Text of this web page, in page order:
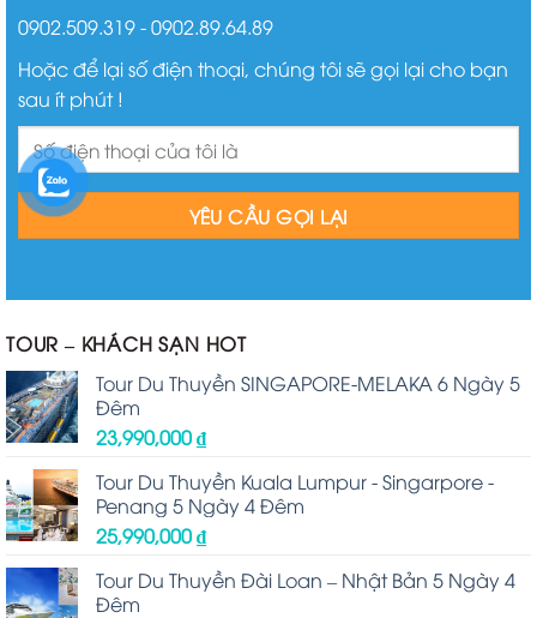
0902.509.319 - 0902.89.64.89
Hoặc để lại số điện thoại, chúng tôi sẽ gọi lại cho bạn
sau ít phút !
TOUR – KHÁCH SẠN HOT
Tour Du Thuyền SINGAPORE-MELAKA 6 Ngày 5
Đêm
23,990,000₫
Tour Du Thuyền Kuala Lumpur - Singarpore -
Penang 5 Ngày 4 Đêm
25,990,000₫
Tour Du Thuyền Đài Loan – Nhật Bản 5 Ngày 4
Đêm